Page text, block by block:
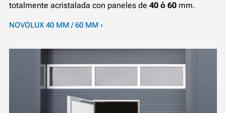
totalmente acristalada con paneles de 40 ó 60 mm.
NOVOLUX 40 MM / 60 MM ›